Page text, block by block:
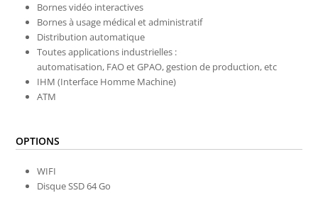
Bornes vidéo interactives
Bornes à usage médical et administratif
Distribution automatique
Toutes applications industrielles :
automatisation, FAO et GPAO,gestion de production, etc
IHM (Interface Homme Machine)
ATM
OPTIONS
WIFI
Disque SSD 64 Go